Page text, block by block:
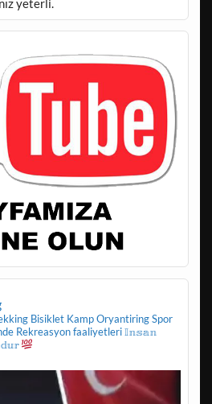
BisikletKampOryantiringSpor
Rekreasyon faaliyetleri𝕀𝕟𝕤𝕒𝕟